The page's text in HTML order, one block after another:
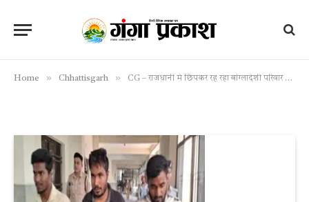
Home » Chhattisgarh » CG – राजधानी में छिपकर रह रहा बांग्लादेशी परिवार गिरफ्तार, फर्जी दस्तावेजों से चल रहा था कारोबार